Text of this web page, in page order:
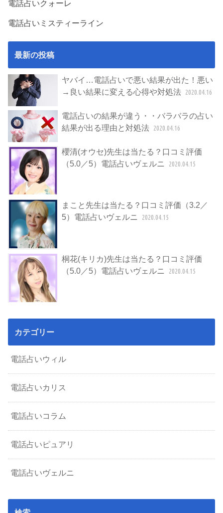
電話占いクォーレ
電話占いミスティーライン
最新の投稿
ヤバイ…電話占いで悪い結果が出た！悪い
→良い結果に変える心得や対処法 2020.04.16
電話占いの結果が違う・・バラバラの占い
結果が出る理由と対処法 2020.04.16
櫻清(オウセ)先生は当たる？口コミ評価
（5.0／5）電話占いヴェルニ
2020.04.15
まこと先生は当たる？口コミ評価（3.2／
5）電話占いヴェルニ
2020.04.15
桐花(キリカ)先生は当たる？口コミ評価
（5.0／5）電話占いヴェルニ
2020.04.15
カテゴリー
電話占いウィル
電話占いカリス
電話占いコラム
電話占いピュアリ
電話占いヴェルニ